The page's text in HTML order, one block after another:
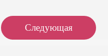
Следующая